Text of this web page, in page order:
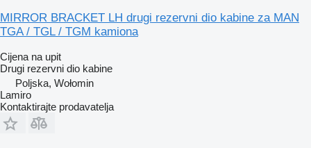
MIRROR BRACKET LH drugi rezervni dio kabine za MAN
TGA / TGL / TGM kamiona
Cijena na upit
Drugi rezervni dio kabine
Poljska, Wołomin
Lamiro
Kontaktirajte prodavatelja